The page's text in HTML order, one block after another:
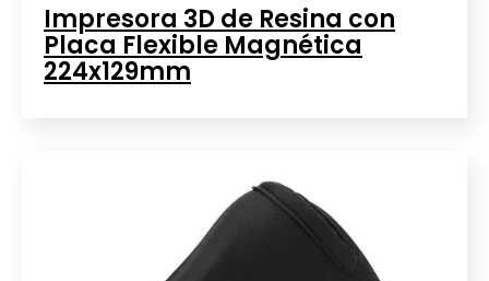
Impresora 3D de Resina con
Placa Flexible Magnética
224x129mm